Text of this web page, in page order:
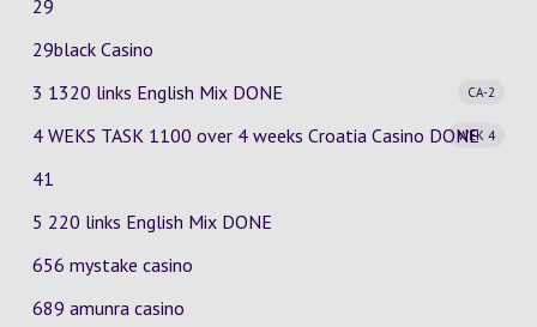
29
29black Casino
3 1320 links English Mix
CA-2
DONE
4 WEKS TASK 1100 over 4 weeks Croatia Casino
WEK 4
DONE
41
5 220 links English Mix DONE
656 mystake casino
689 amunra casino